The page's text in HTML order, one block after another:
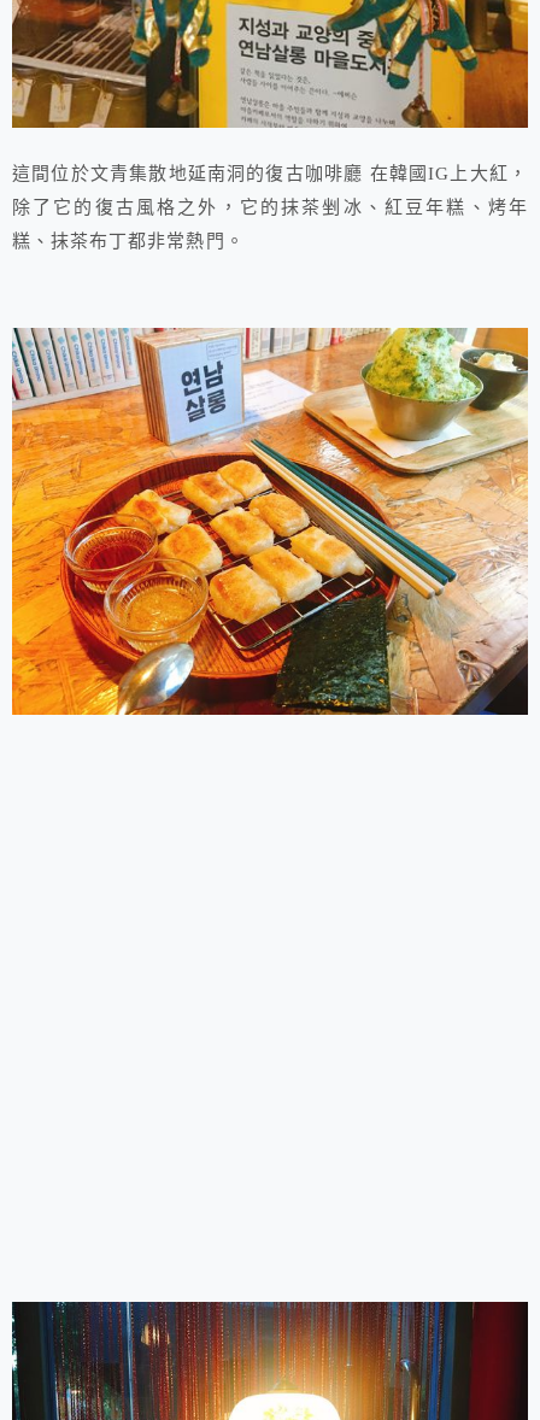
這間位於文青集散地延南洞的復古咖啡廳 在韓國IG上大紅，
除了它的復古風格之外，它的抹茶剉冰、紅豆年糕、烤年
糕、抹茶布丁都非常熱門。